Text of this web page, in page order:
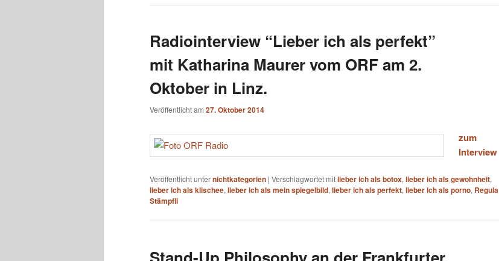
Radiointerview “Lieber ich als perfekt”
mit Katharina Maurer vom ORF am 2.
Oktober in Linz.
Veröffentlicht am 27. Oktober 2014
zum
Interview
Veröffentlicht unternichtkategorien | Verschlagwortet mitlieber ich als botox, lieber ich als gewohnheit,
lieber ich als klischee, lieber ich als mein spiegelbild, lieber ich als perfekt, lieber ich als porno, Regula
Stämpfli